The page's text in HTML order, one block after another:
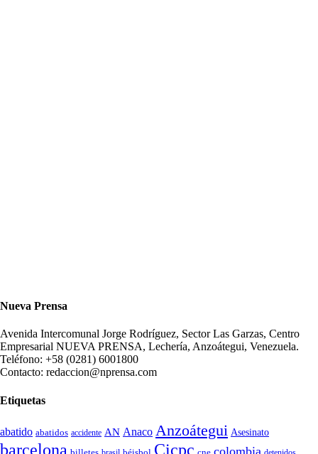
Nueva Prensa
Avenida Intercomunal Jorge Rodríguez, Sector Las Garzas, Centro
Empresarial NUEVA PRENSA, Lechería, Anzoátegui, Venezuela.
Teléfono: +58 (0281) 6001800
Contacto: redaccion@nprensa.com
Etiquetas
abatido abatidos accidente AN Anaco Anzoátegui Asesinato
barcelona Cicpc colombia